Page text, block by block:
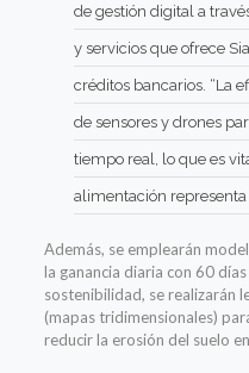
de gestión digital a
y servicios que ofrece
créditos bancarios. “La
de sensores y drones
tiempo real, lo que es
alimentación representa
Además, se emplearán
la ganancia diaria con 60
sostenibilidad, se realizarán
(mapas tridimensionales)
reducir la erosión del suelo